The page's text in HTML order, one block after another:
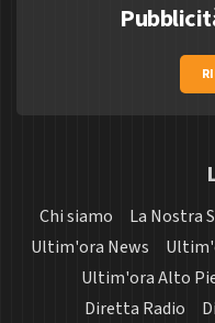
Chi siamo La Nostra
Ultim'ora News
Ultim'ora Alto
Diretta Radio